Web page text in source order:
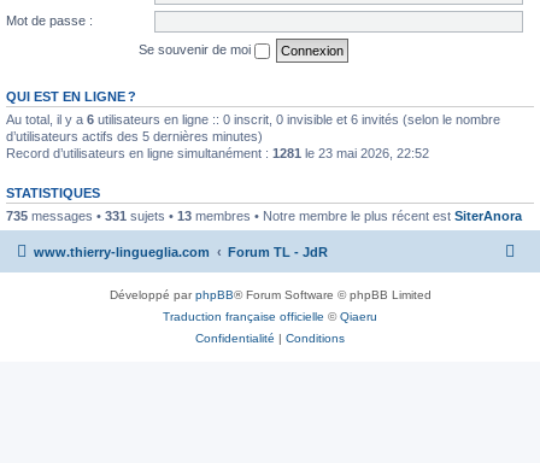
Mot de passe :
Se souvenir de moi
QUI EST EN LIGNE ?
Au total, il y a 6 utilisateurs en ligne :: 0 inscrit, 0 invisible et 6 invités (selon le nombre
d’utilisateurs actifs des 5 dernières minutes)
Record d’utilisateurs en ligne simultanément : 1281 le 23 mai 2026, 22:52
STATISTIQUES
735 messages • 331 sujets • 13 membres • Notre membre le plus récent est SiterAnora
www.thierry-lingueglia.com Forum TL - JdR
Développé parphpBB® Forum Software © phpBB Limited
Traduction française officielle ©Qiaeru
Confidentialité | Conditions